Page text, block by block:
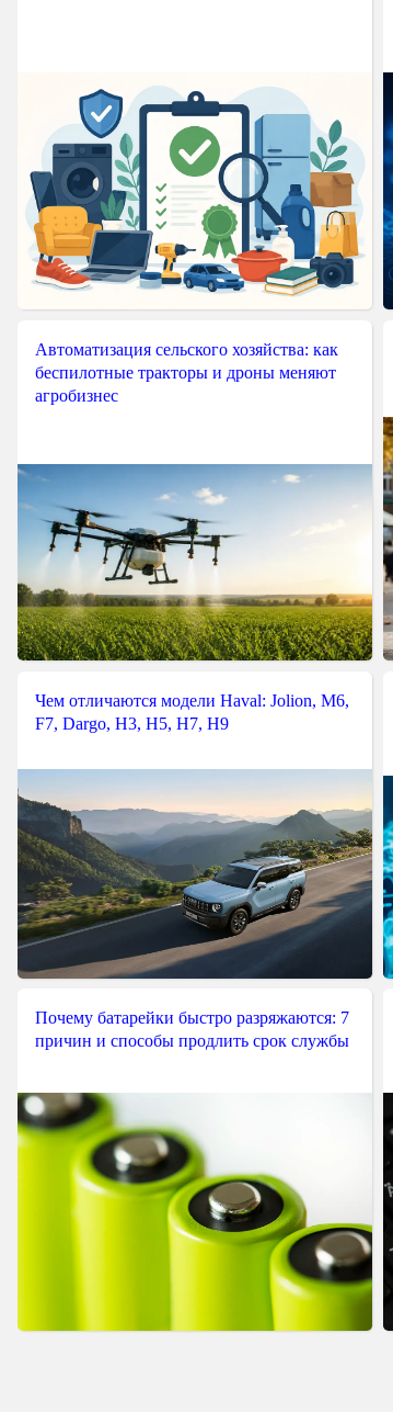
Автоматизация сельского хозяйства: как
беспилотные тракторы и дроны меняют
агробизнес
Чем отличаются модели Haval: Jolion, M6,
F7, Dargo, H3, H5, H7, H9
Почему батарейки быстро разряжаются: 7
причин и способы продлить срок службы